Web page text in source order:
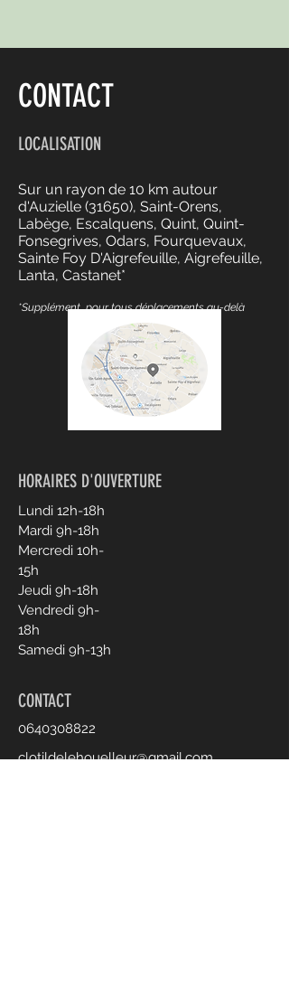
CONTACT
LOCALISATION
Sur un rayon de 10 km autour
d'Auzielle (31650), Saint-Orens,
Labège, Escalquens, Quint, Quint-
Fonsegrives, Odars, Fourquevaux,
Sainte Foy D'Aigrefeuille, Aigrefeuille,
Lanta, Castanet*
*Supplément pour tous déplacements au-delà
HORAIRES D'OUVERTURE
Lundi 12h-18h
Mardi 9h-18h
Mercredi 10h-
15h
Jeudi 9h-18h
Vendredi 9h-
18h
Samedi 9h-13h
CONTACT
0640308822
clotildelehouelleur@gmail.com